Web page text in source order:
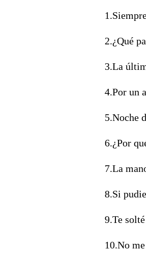
2.¿Qué
3.La
4.Por un
5.Noche
6.¿Por
7.La
8.Si
9.Te
10.No